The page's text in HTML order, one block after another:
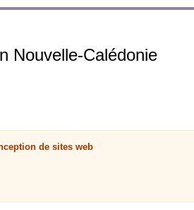
Nouvelle-Calédonie
de sites web